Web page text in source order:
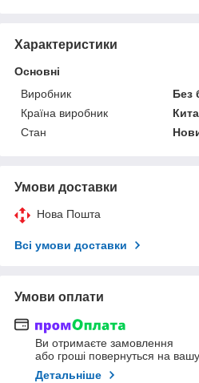
Характеристики
Основні
Виробник
Без
Країна виробник
Стан
Умови доставки
Нова Пошта
Всі умови доставки
Умови оплати
Ви отримаєте замовлення
або гроші повернуться на
Детальніше